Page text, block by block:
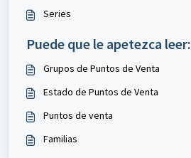
Series
Puede que le apetezca leer:
Grupos de Puntos de Venta
Estado de Puntos de Venta
Puntos de venta
Familias